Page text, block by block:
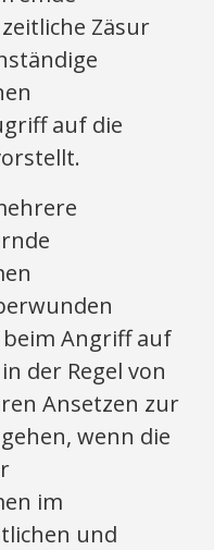
Zäsur
auf die
Angriff auf
der Regel von
Ansetzen zur
wenn die
im
und